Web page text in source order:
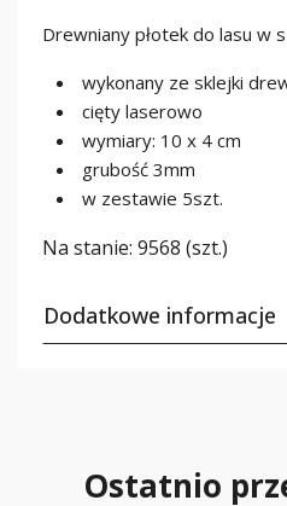
Drewniany płotek do lasu w
wykonany ze sklejki
cięty laserowo
wymiary: 10 x 4 cm
grubość 3mm
w zestawie 5szt.
Na stanie: 9568 (szt.)
Dodatkowe informacje
Ostatnio